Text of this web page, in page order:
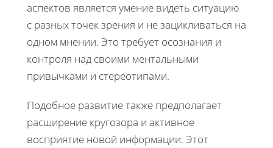
аспектов является умение видеть ситуацию
с разных точек зрения и не зацикливаться на
одном мнении. Это требует осознания и
контроля над своими ментальными
привычками и стереотипами.
Подобное развитие также предполагает
расширение кругозора и активное
восприятие новой информации. Этот